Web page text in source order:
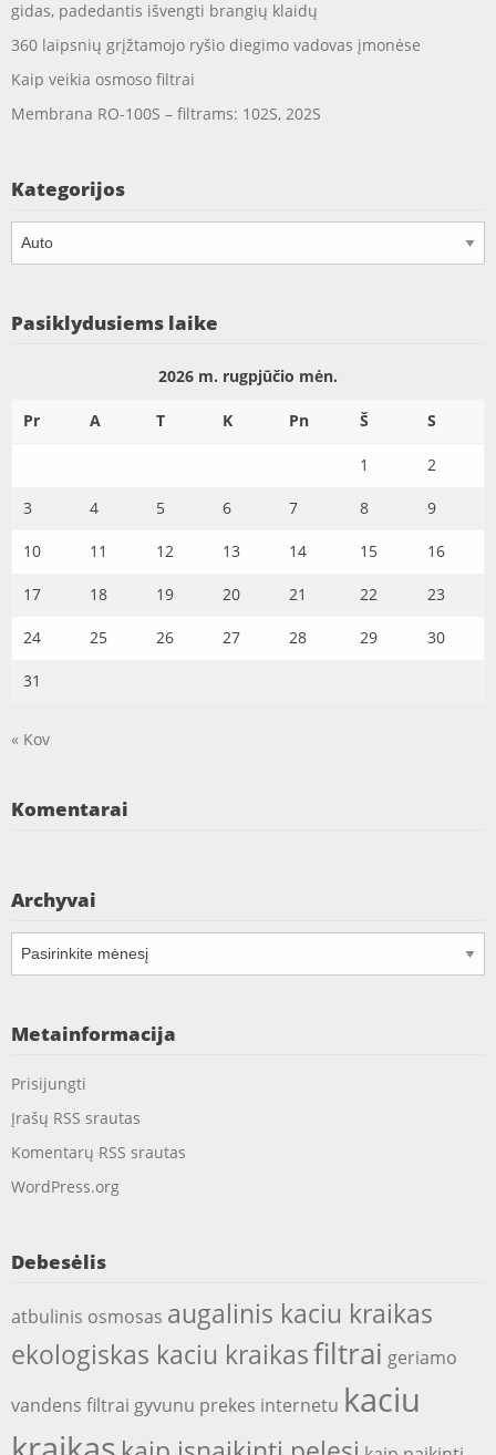
gidas, padedantis išvengti brangių klaidų
360 laipsnių grįžtamojo ryšio diegimo vadovas įmonėse
Kaip veikia osmoso filtrai
Membrana RO-100S – filtrams: 102S, 202S
Kategorijos
Kategorijos
Pasiklydusiems laike
2026 m. rugpjūčio mėn.
Pr A T K Pn Š S
1 2
3 4 5 6 7 8 9
10 11 12 13 14 15 16
17 18 19 20 21 22 23
24 25 26 27 28 29 30
31
« Kov
Komentarai
Archyvai
Archyvai
Metainformacija
Prisijungti
Įrašų RSS srautas
Komentarų RSS srautas
WordPress.org
Debesėlis
atbulinis osmosas augalinis kaciu kraikas
ekologiskas kaciu kraikasfiltrai geriamo
vandens filtrai gyvunu prekes internetu kaciu